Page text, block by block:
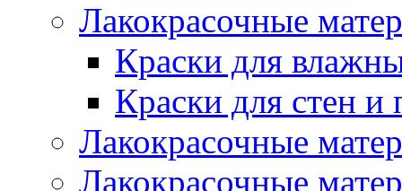
Лакокрасочные
Краски для
Краски для стен и
Лакокрасочные
Лакокрасочные